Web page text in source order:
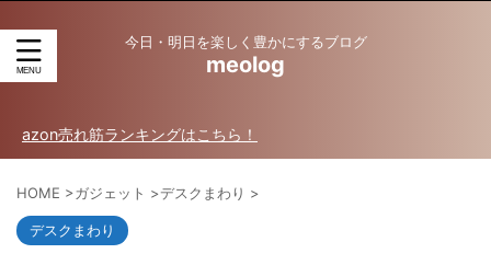
今日・明日を楽しく豊かにするブログ
meolog
筋ランキングはこちら！
HOME >ガジェット >デスクまわり >
デスクまわり